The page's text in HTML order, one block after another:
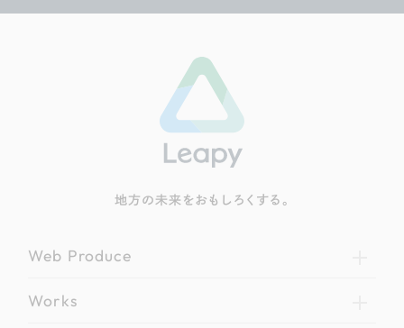
地方の未来をおもしろくする。
Web Produce
Works